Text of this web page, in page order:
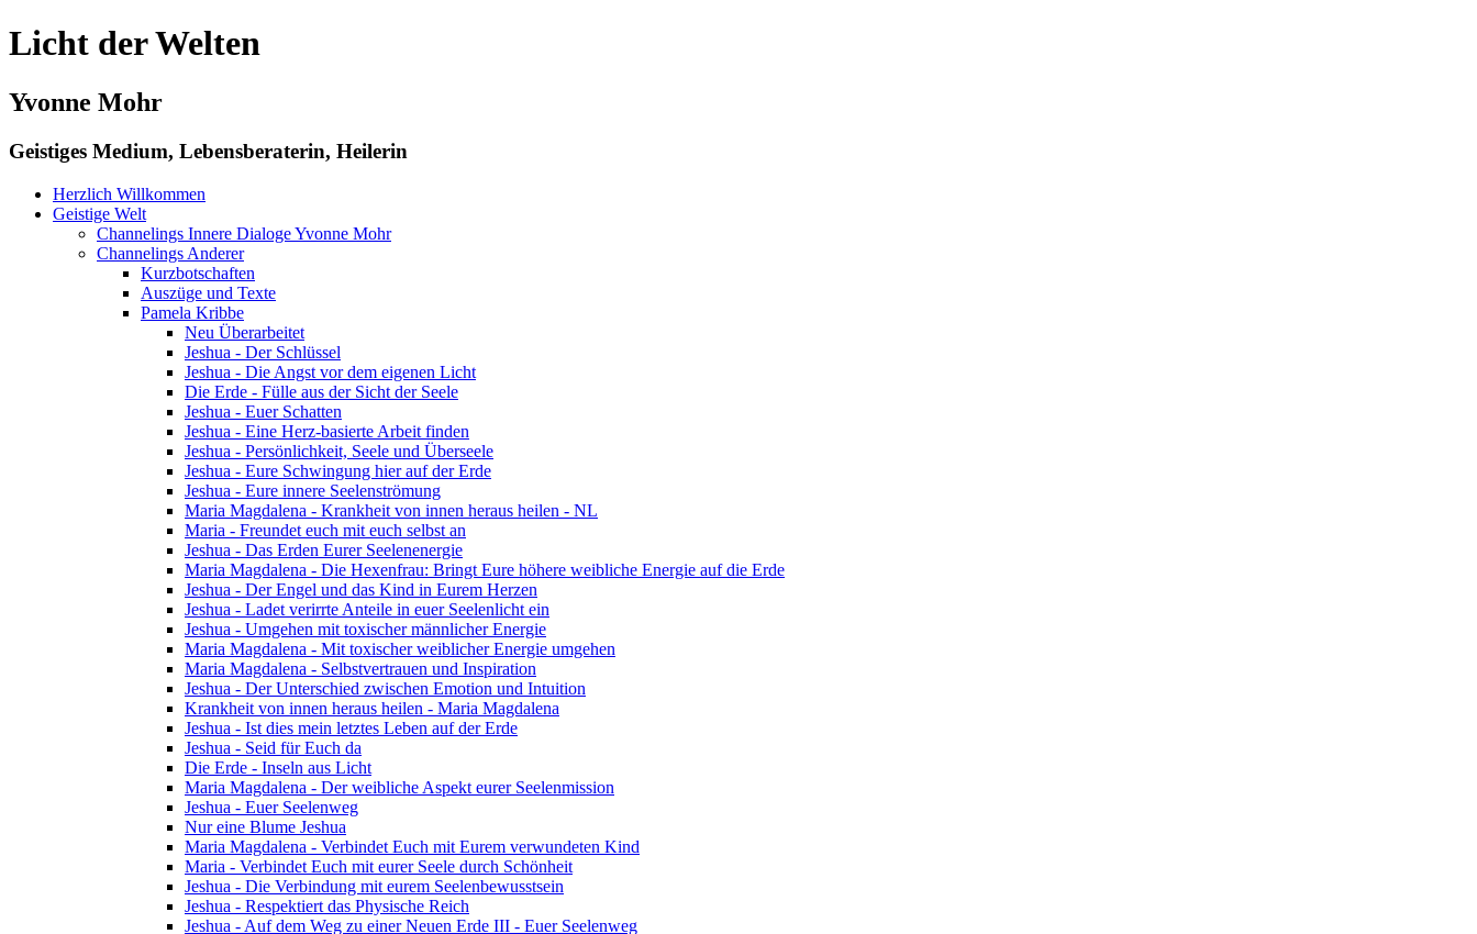
Licht der Welten
Yvonne Mohr
Geistiges Medium, Lebensberaterin, Heilerin
Herzlich Willkommen
Geistige Welt
Channelings Innere Dialoge Yvonne Mohr
Channelings Anderer
Kurzbotschaften
Auszüge und Texte
Pamela Kribbe
Neu Überarbeitet
Jeshua - Der Schlüssel
Jeshua - Die Angst vor dem eigenen Licht
Die Erde - Fülle aus der Sicht der Seele
Jeshua - Euer Schatten
Jeshua - Eine Herz-basierte Arbeit finden
Jeshua - Persönlichkeit, Seele und Überseele
Jeshua - Eure Schwingung hier auf der Erde
Jeshua - Eure innere Seelenströmung
Maria Magdalena - Krankheit von innen heraus heilen - NL
Maria - Freundet euch mit euch selbst an
Jeshua - Das Erden Eurer Seelenenergie
Maria Magdalena - Die Hexenfrau: Bringt Eure höhere weibliche Energie auf die Erde
Jeshua - Der Engel und das Kind in Eurem Herzen
Jeshua - Ladet verirrte Anteile in euer Seelenlicht ein
Jeshua - Umgehen mit toxischer männlicher Energie
Maria Magdalena - Mit toxischer weiblicher Energie umgehen
Maria Magdalena - Selbstvertrauen und Inspiration
Jeshua - Der Unterschied zwischen Emotion und Intuition
Krankheit von innen heraus heilen - Maria Magdalena
Jeshua - Ist dies mein letztes Leben auf der Erde
Jeshua - Seid für Euch da
Die Erde - Inseln aus Licht
Maria Magdalena - Der weibliche Aspekt eurer Seelenmission
Jeshua - Euer Seelenweg
Nur eine Blume Jeshua
Maria Magdalena - Verbindet Euch mit Eurem verwundeten Kind
Maria - Verbindet Euch mit eurer Seele durch Schönheit
Jeshua - Die Verbindung mit eurem Seelenbewusstsein
Jeshua - Respektiert das Physische Reich
Jeshua - Auf dem Weg zu einer Neuen Erde III - Euer Seelenweg